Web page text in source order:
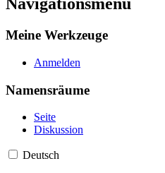
Navigationsmenü
Meine Werkzeuge
Anmelden
Namensräume
Seite
Diskussion
Deutsch